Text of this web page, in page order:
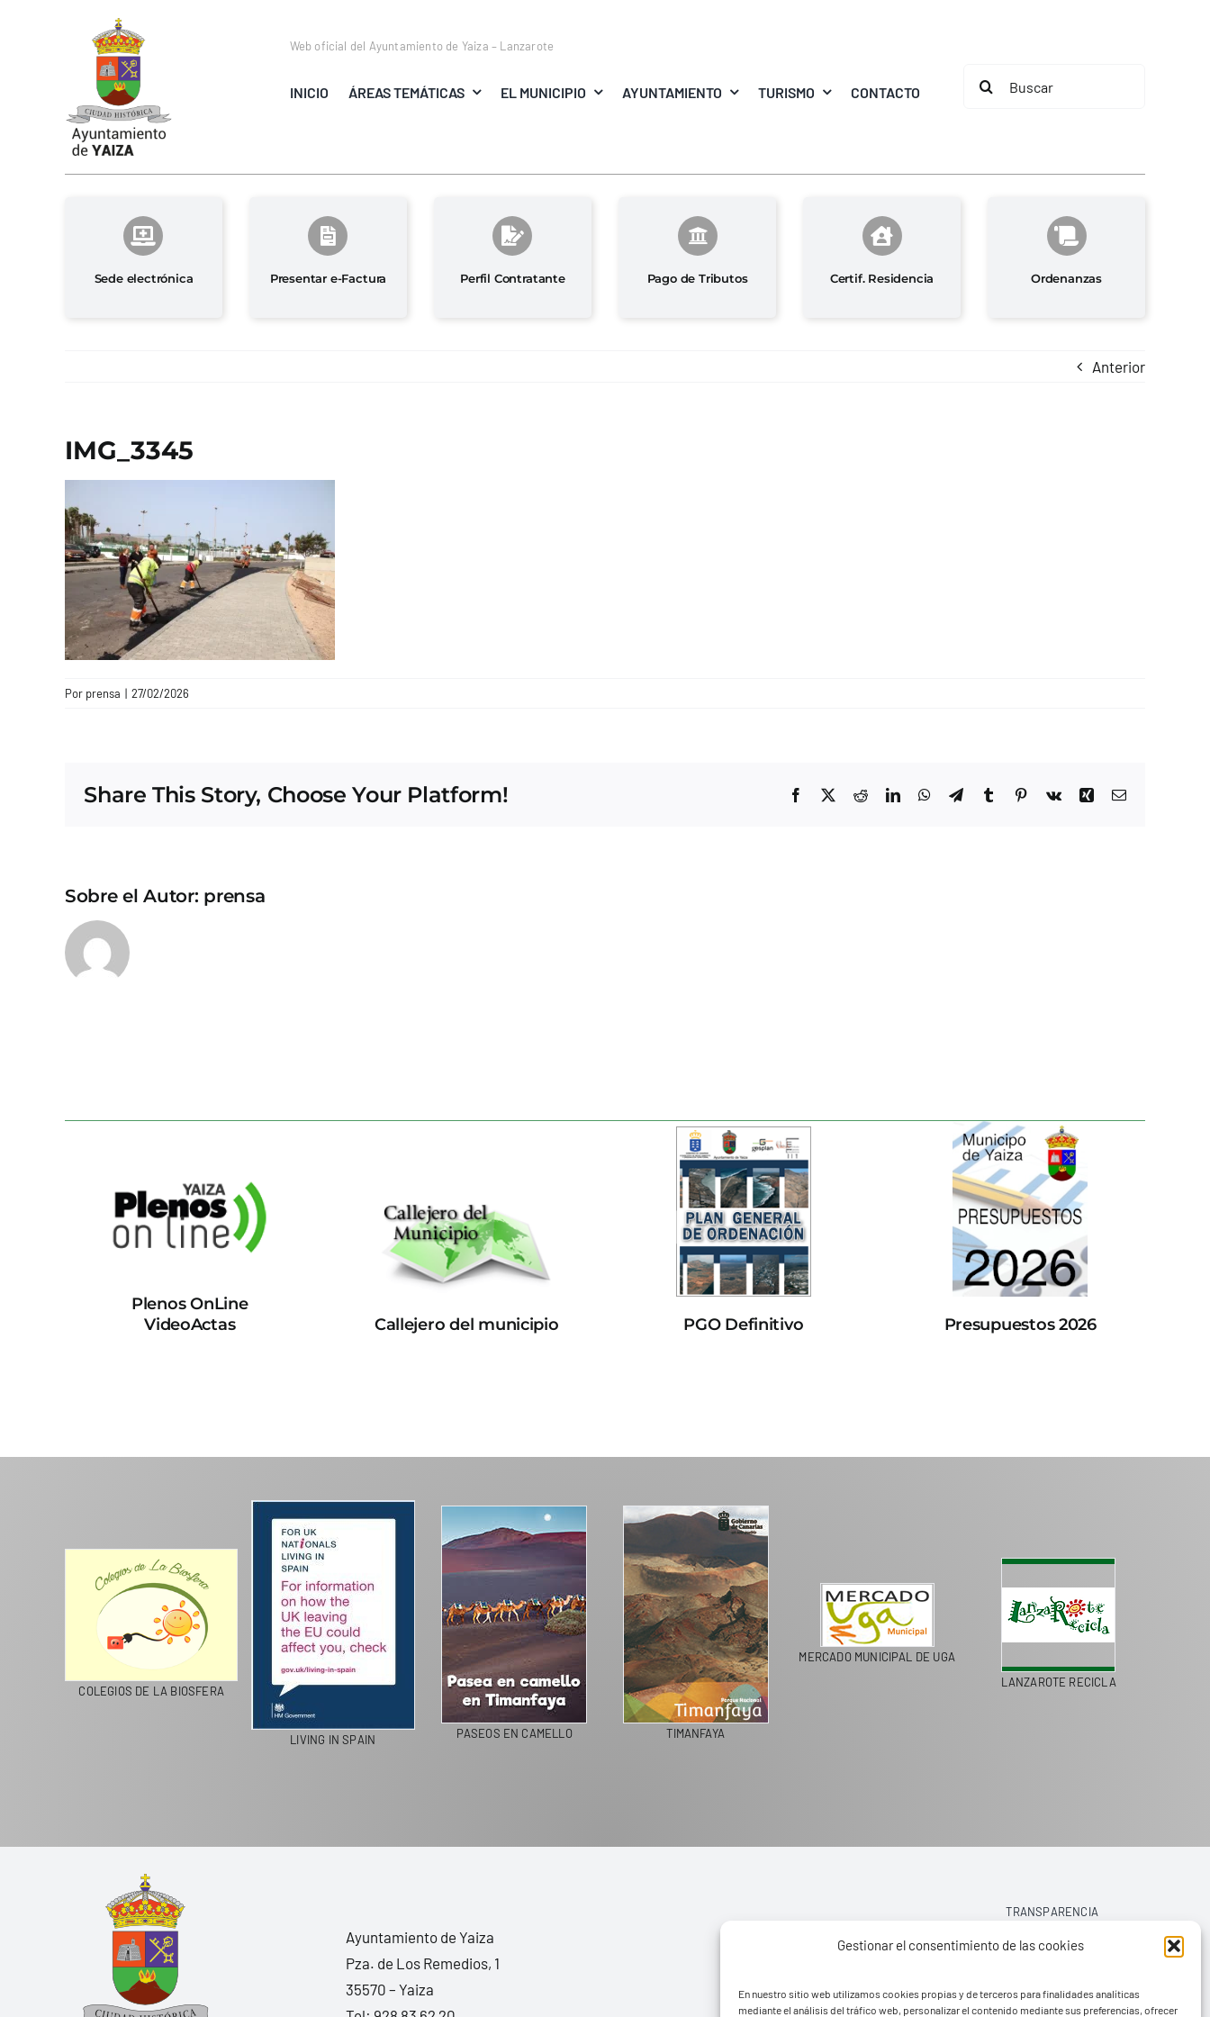
Gestionar el consentimiento de las cookies
En nuestro sitio web utilizamos cookies propias y de terceros para finalidades analíticas
mediante el análisis del tráfico web, personalizar el contenido mediante sus preferencias, ofrecer
Web oficial del Ayuntamiento de Yaiza – Lanzarote
INICIO ÁREAS TEMÁTICAS EL MUNICIPIO AYUNTAMIENTO TURISMO CONTACTO
Buscar:
Sede electrónica Presentar e-Factura Perfil Contratante Pago de Tributos Certif. Residencia Ordenanzas
Anterior
IMG_3345
Por prensa | 27/02/2026
Share This Story, Choose Your Platform! Facebook
X RedditLinkedInWhatsApp
TelegramTumblrPinterest
Vk Xing Correo
Sobre el Autor: prensa
Plenos OnLine
VideoActas
Callejero del municipio PGO Definitivo Presupuestos 2026
LANZAROTE RECICLA
COLEGIOS DE LA BIOSFERA
LIVING IN SPAIN PASEOS EN CAMELLO
Ayuntamiento de Yaiza
Pza. de Los Remedios, 1
35570 – Yaiza
TRANSPARENCIA
AVISO LEGAL
POLÍTICA DE PRIVACIDAD